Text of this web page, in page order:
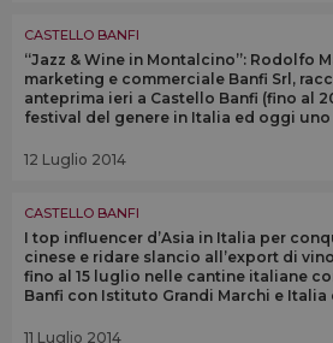
CASTELLO BANFI
“Jazz & Wine in Montalcino”: Rodolfo
marketing e commerciale Banfi Srl,
anteprima ieri a Castello Banfi (fino al
festival del genere in Italia ed oggi
12 Luglio 2014
CASTELLO BANFI
I top influencer d’Asia in Italia per
cinese e ridare slancio all’export di
fino al 15 luglio nelle cantine italiane
Banfi con Istituto Grandi Marchi e Italia
11 Luglio 2014